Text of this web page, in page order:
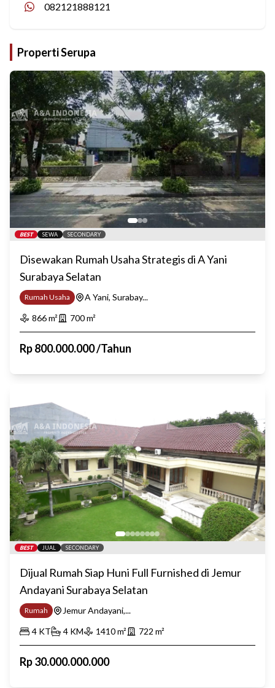
082121888121
Properti Serupa
BEST SEWA SECONDARY
Disewakan Rumah Usaha Strategis di A Yani
Surabaya Selatan
Rumah Usaha
A Yani, Surabay...
866m² 700m²
Rp800.000.000/Tahun
BEST JUAL SECONDARY
Dijual Rumah Siap Huni Full Furnished di Jemur
Andayani Surabaya Selatan
Rumah
Jemur Andayani,...
4 KT 4 KM 1410m² 722 m²
Rp30.000.000.000